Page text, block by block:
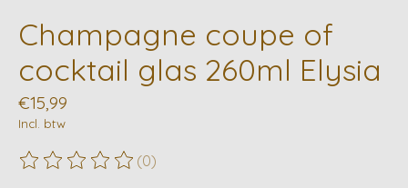
Champagne coupe of
cocktail glas 260ml Elysia
€15,99
Incl. btw
De beoordeling van dit product is
(0)